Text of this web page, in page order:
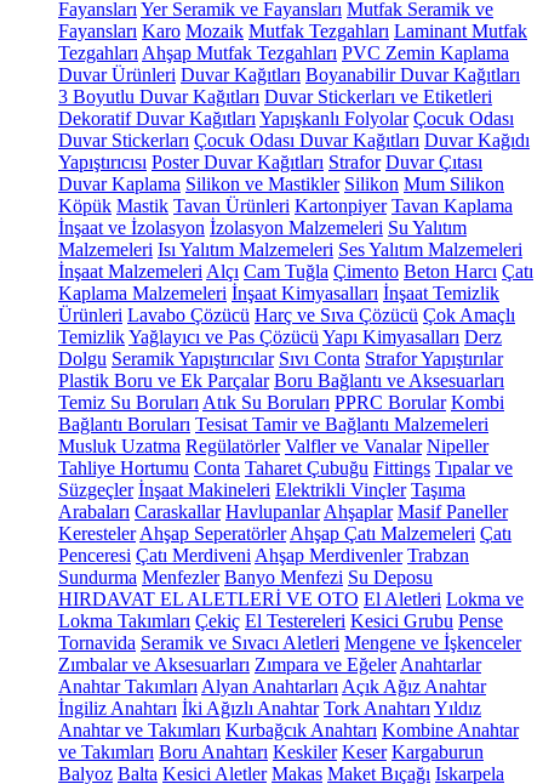
Fayansları Yer Seramik ve Fayansları Mutfak Seramik ve
Fayansları Karo Mozaik Mutfak Tezgahları Laminant Mutfak
Tezgahları Ahşap Mutfak Tezgahları PVC Zemin Kaplama
Duvar Ürünleri Duvar Kağıtları Boyanabilir Duvar Kağıtları
3 Boyutlu Duvar Kağıtları Duvar Stickerları ve Etiketleri
Dekoratif Duvar Kağıtları Yapışkanlı Folyolar Çocuk Odası
Duvar Stickerları Çocuk Odası Duvar Kağıtları Duvar Kağıdı
Yapıştırıcısı Poster Duvar Kağıtları Strafor Duvar Çıtası
Duvar Kaplama Silikon ve Mastikler Silikon Mum Silikon
Köpük Mastik Tavan Ürünleri Kartonpiyer Tavan Kaplama
İnşaat ve İzolasyon İzolasyon Malzemeleri Su Yalıtım
Malzemeleri Isı Yalıtım Malzemeleri Ses Yalıtım Malzemeleri
İnşaat Malzemeleri Alçı Cam Tuğla Çimento Beton Harcı Çatı
Kaplama Malzemeleri İnşaat Kimyasalları İnşaat Temizlik
Ürünleri Lavabo Çözücü Harç ve Sıva Çözücü Çok Amaçlı
TemizlikYağlayıcı ve Pas Çözücü Yapı Kimyasalları Derz
Dolgu Seramik Yapıştırıcılar Sıvı Conta Strafor Yapıştırılar
Plastik Boru ve Ek Parçalar Boru Bağlantı ve Aksesuarları
Temiz Su Boruları Atık Su Boruları PPRC Borular Kombi
Bağlantı Boruları Tesisat Tamir ve Bağlantı Malzemeleri
Musluk Uzatma Regülatörler Valfler ve Vanalar Nipeller
Tahliye Hortumu Conta Taharet Çubuğu Fittings Tıpalar ve
Süzgeçler İnşaat Makineleri Elektrikli Vinçler Taşıma
Arabaları Caraskallar Havlupanlar Ahşaplar Masif Paneller
Keresteler Ahşap Seperatörler Ahşap Çatı Malzemeleri Çatı
Penceresi Çatı Merdiveni Ahşap Merdivenler Trabzan
Sundurma Menfezler Banyo Menfezi Su Deposu
HIRDAVAT EL ALETLERİ VE OTO El Aletleri Lokma ve
Lokma Takımları Çekiç El Testereleri Kesici Grubu Pense
Tornavida Seramik ve Sıvacı Aletleri Mengene ve İşkenceler
Zımbalar ve Aksesuarları Zımpara ve Eğeler Anahtarlar
Anahtar Takımları Alyan Anahtarları Açık Ağız Anahtar
İngiliz Anahtarı İki Ağızlı Anahtar Tork Anahtarı Yıldız
Anahtar ve Takımları Kurbağcık Anahtarı Kombine Anahtar
ve Takımları Boru Anahtarı Keskiler Keser Kargaburun
Balyoz Balta Kesici Aletler Makas Maket Bıçağı Iskarpela